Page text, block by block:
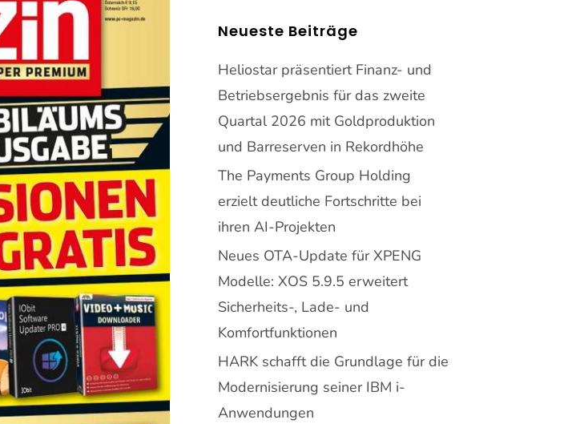
Neueste Beiträge
Heliostar präsentiert Finanz- und
Betriebsergebnis für das zweite
Quartal 2026 mit Goldproduktion
und Barreserven in Rekordhöhe
The Payments Group Holding
erzielt deutliche Fortschritte bei
ihren AI-Projekten
Neues OTA-Update für XPENG
Modelle: XOS 5.9.5 erweitert
Sicherheits-, Lade- und
Komfortfunktionen
HARK schafft die Grundlage für die
Modernisierung seiner IBM i-
Anwendungen